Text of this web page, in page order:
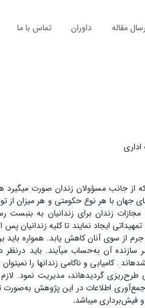
مقاله داوران تماس با ما
از جانب مسؤولان زندان صورت
جهان با هر نوع حکومتی و هر میزان از
مجازات زندان برای زندانیان به بن­بست
ایجاد نمایند تا کلیه زندانیان
از سوی آنان کاهش یابد. همواره باید
سازنده آن به‌حساب می­آیند. باید درنظر
.
. کامیابی و ناکامی زندان­ها را
طرح‌ریزی گردیده­اند، مدیریت نمود.
اطلاعات در این پژوهش به‌صورت
و فیش‌برداری می­باشد.